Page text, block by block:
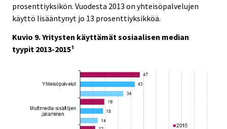
prosenttiyksikön. Vuodesta 2013 on yhteisöpalvelujen
käyttö lisääntynyt jo 13 prosenttiyksikköä.
Kuvio 9. Yritysten käyttämät sosiaalisen median
tyypit 2013-2015¹